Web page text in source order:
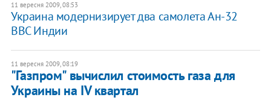
11 вересня 2009, 08:53
Украина модернизирует два самолета Ан-32
ВВС Индии
11 вересня 2009, 08:19
"Газпром" вычислил стоимость газа для
Украины на IV квартал